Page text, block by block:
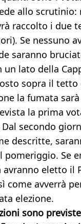
allo
raccolto i due
Se nessuno
saranno
un lato della
sopra il tetto
la fumata
la prima
secondo
descritte,
pomeriggio. Se
eletto il
come avverrà
elezione.
sono